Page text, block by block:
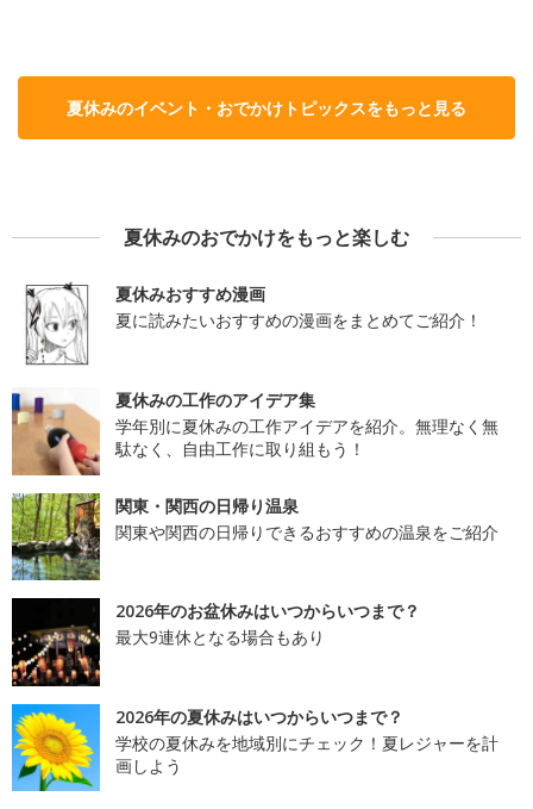
夏休みのイベント・おでかけトピックスをもっと見る
夏休みのおでかけをもっと楽しむ
夏休みおすすめ漫画
夏に読みたいおすすめの漫画をまとめてご紹介！
夏休みの工作のアイデア集
学年別に夏休みの工作アイデアを紹介。無理なく無
駄なく、自由工作に取り組もう！
関東・関西の日帰り温泉
関東や関西の日帰りできるおすすめの温泉をご紹介
2026年のお盆休みはいつからいつまで？
最大9連休となる場合もあり
2026年の夏休みはいつからいつまで？
学校の夏休みを地域別にチェック！夏レジャーを計
画しよう